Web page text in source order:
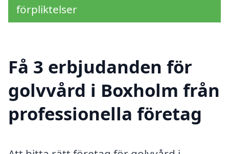
förpliktelser
Få 3 erbjudanden för
golvvård i Boxholm från
professionella företag